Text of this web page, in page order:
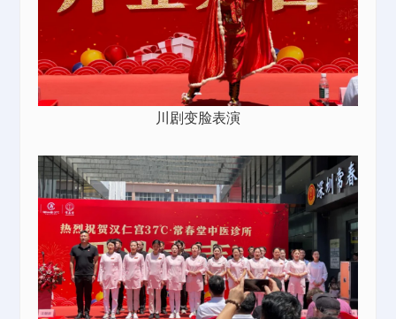
川剧变脸表演